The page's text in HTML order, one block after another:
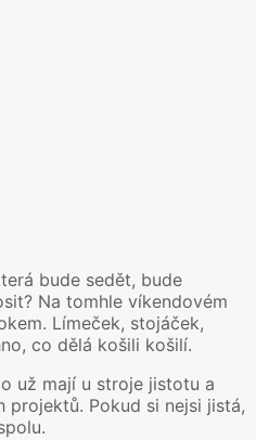
bude sedět, bude
Na tomhle víkendovém
Límeček, stojáček,
co dělá košili košilí.
už mají u stroje jistotu a
projektů. Pokud si nejsi jistá,